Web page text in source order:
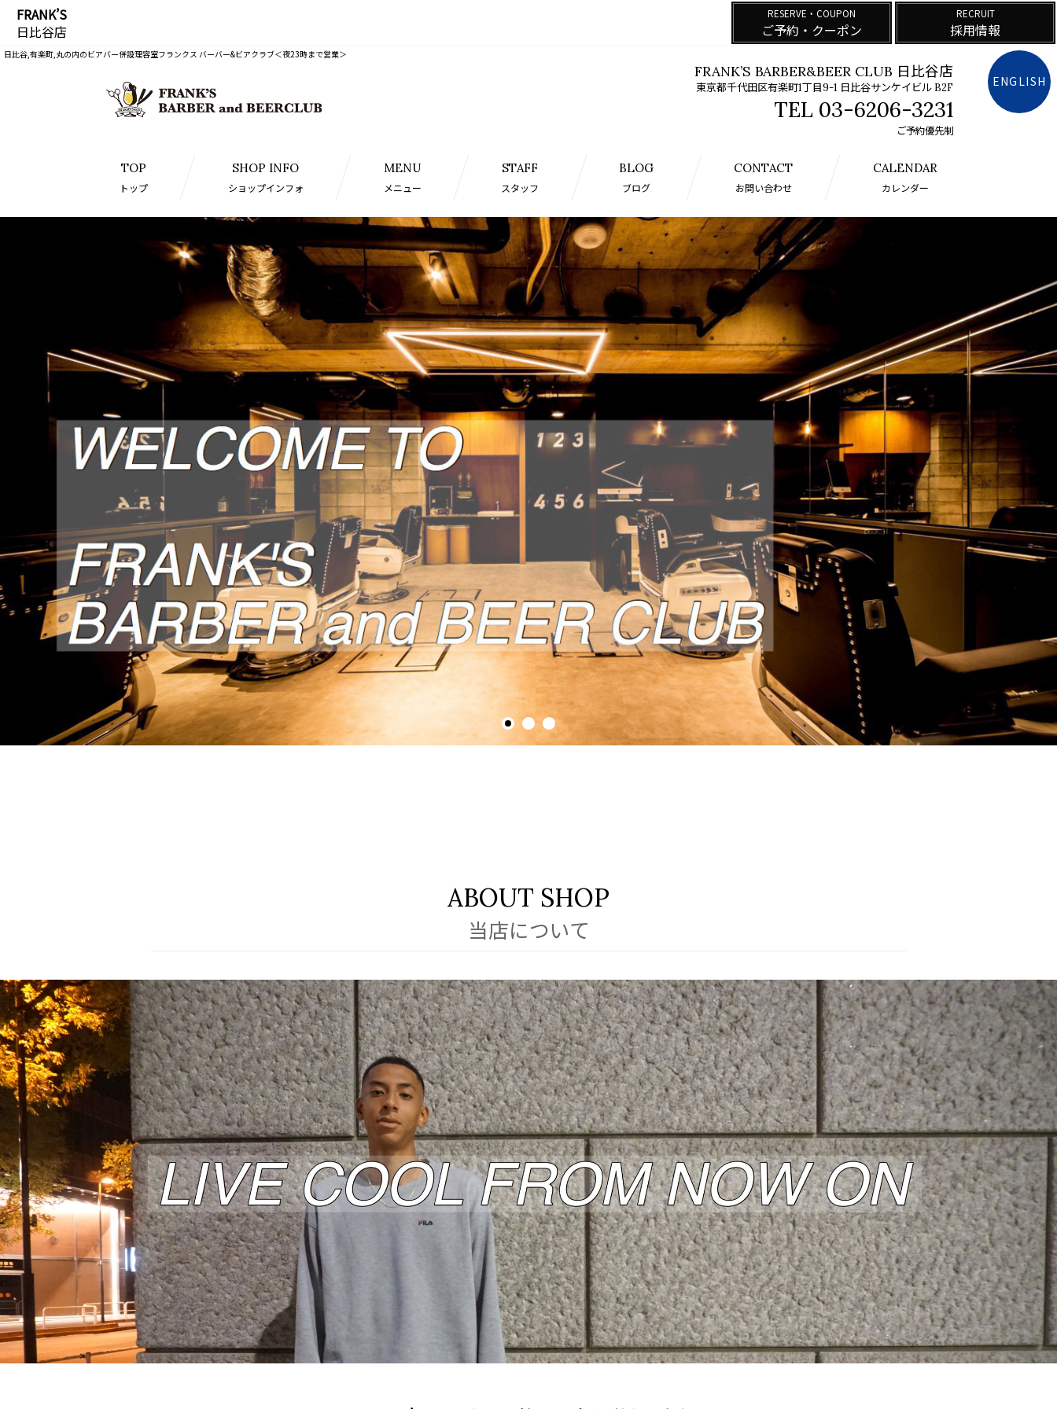
ENGLISH
FRANK’S
日比谷店
RESERVE・COUPON
ご予約・クーポン
RECRUIT
採用情報
日比谷,有楽町,丸の内のビアバー併設理容室フランクス バーバー&ビアクラブ＜夜23時まで営業＞
FRANK’S BARBER&BEER CLUB 日比谷店
東京都千代田区有楽町1丁目9-1 日比谷サンケイビル B2F
03-6206-3231
ご予約優先制
TOP
トップ
SHOP INFO
ショップインフォ
MENU
メニュー
STAFF
スタッフ
BLOG
ブログ
CONTACT
お問い合わせ
CALENDAR
カレンダー
ABOUT SHOP
当店について